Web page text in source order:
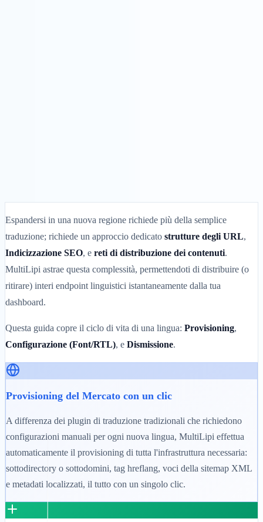
Espandersi in una nuova regione richiede più della semplice
traduzione; richiede un approccio dedicato strutture degli URL,
Indicizzazione SEO, e reti di distribuzione dei contenuti.
MultiLipi astrae questa complessità, permettendoti di distribuire (o
ritirare) interi endpoint linguistici istantaneamente dalla tua
dashboard.
Questa guida copre il ciclo di vita di una lingua: Provisioning,
Configurazione (Font/RTL), e Dismissione.
Provisioning del Mercato con un clic
A differenza dei plugin di traduzione tradizionali che richiedono
configurazioni manuali per ogni nuova lingua, MultiLipi effettua
automaticamente il provisioning di tutta l'infrastruttura necessaria:
sottodirectory o sottodomini, tag hreflang, voci della sitemap XML
e metadati localizzati, il tutto con un singolo clic.